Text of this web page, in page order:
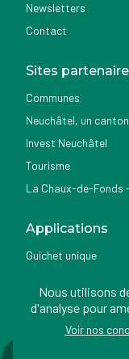
Newsletters
Contact
Sites
Communes
Neuchâtel, un
Invest Neuchâtel
Tourisme
La Chaux-de-Fonds
Applications
Guichet unique
Nemo news
Nous utilisons
d'analyse pour
Voir nos